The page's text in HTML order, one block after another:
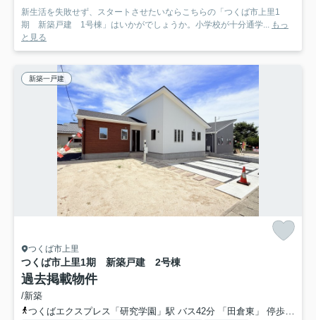
新生活を失敗せず、スタートさせたいならこちらの「つくば市上里1
期 新築戸建 1号棟」はいかがでしょうか。小学校が十分通学...
もっ
と見る
新築一戸建
つくば市上里
つくば市上里1期 新築戸建 2号棟
過去掲載物件
/新築
つくばエクスプレス「研究学園」駅 バス42分 「田倉東」 停歩8分